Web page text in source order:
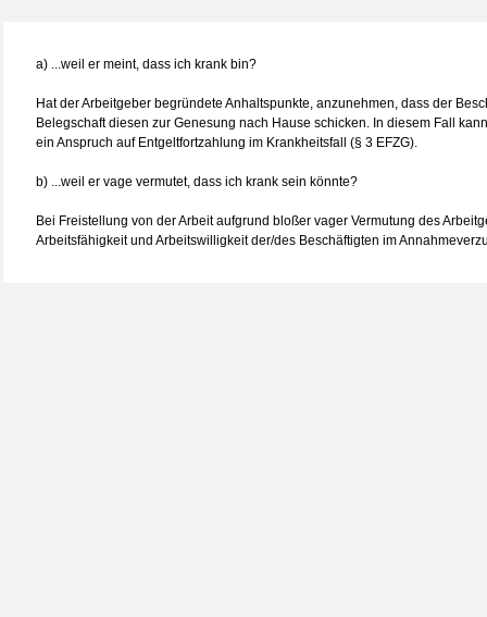
a) ...weil er meint, dass ich krank bin?
Hat der Arbeitgeber begründete Anhaltspunkte, anzunehmen, dass der
Belegschaft diesen zur Genesung nach Hause schicken. In diesem Fall
ein Anspruch auf Entgeltfortzahlung im Krankheitsfall (§ 3 EFZG).
b) ...weil er vage vermutet, dass ich krank sein könnte?
Bei Freistellung von der Arbeit aufgrund bloßer vager Vermutung des
Arbeitsfähigkeit und Arbeitswilligkeit der/des Beschäftigten im